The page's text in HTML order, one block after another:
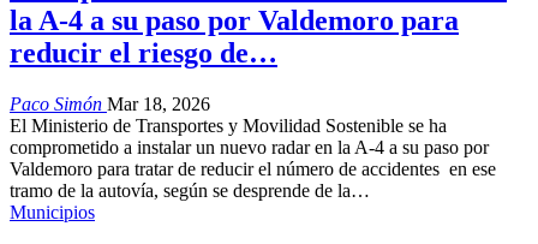
la A-4 a su paso por Valdemoro para
reducir el riesgo de…
Paco Simón Mar 18, 2026
El Ministerio de Transportes y Movilidad Sostenible se ha
comprometido a instalar un nuevo radar en la A-4 a su paso por
Valdemoro para tratar de reducir el número de accidentes en ese
tramo de la autovía, según se desprende de la…
Municipios